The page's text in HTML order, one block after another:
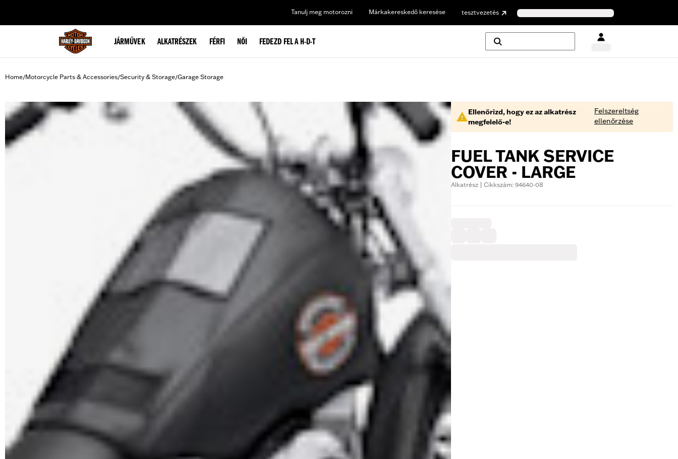
Tanulj meg motorozni Márkakereskedő keresése tesztvezetés
JÁRMŰVEK ALKATRÉSZEK FÉRFI NŐI FEDEZD FEL A H-D-T
Home/Motorcycle Parts & Accessories/Security & Storage/Garage Storage
Ellenőrizd, hogy ez az alkatrész
megfelelő-e!
Felszereltség
ellenőrzése
FUEL TANK SERVICE
COVER - LARGE
Alkatrész | Cikkszám: 94640-08